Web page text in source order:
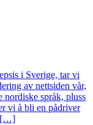
i Sverige, tar vi
av nettsiden vår,
nordiske språk, pluss
vi å bli en pådriver
[…]